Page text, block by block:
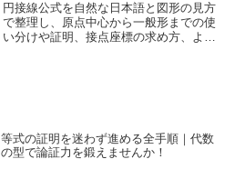
円接線公式を自然な日本語と図形の見方
で整理し、原点中心から一般形までの使
い分けや証明、接点座標の求め方、よく
等式の証明を迷わず進める全手順｜代数
の型で論証力を鍛えませんか！